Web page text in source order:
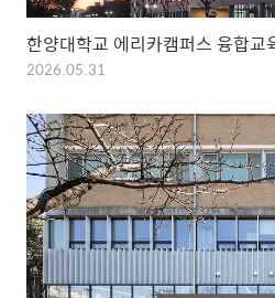
한양대학교 에리카캠퍼스 융합
2026.05.31